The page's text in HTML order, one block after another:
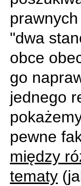
"dwa
obce
go
jednego
pewne
między
tematy